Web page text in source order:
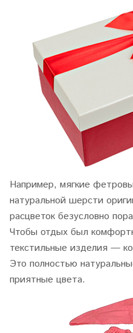
Например, мягкие
натуральной шерсти
расцветок безусловно
Чтобы отдых был
текстильные изделия —
Это полностью
приятные цвета.